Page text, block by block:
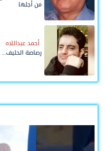
من أجلها
أحمد عبداللاه
رصاصة